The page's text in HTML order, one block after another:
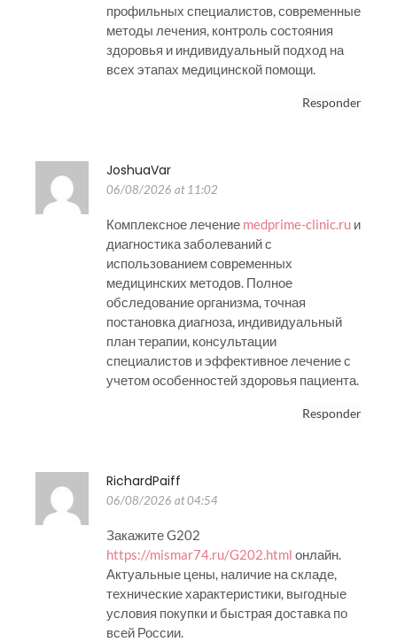
профильных специалистов, современные
методы лечения, контроль состояния
здоровья и индивидуальный подход на
всех этапах медицинской помощи.
Responder
JoshuaVar
06/08/2026 at 11:02
Комплексное лечение medprime-clinic.ru и
диагностика заболеваний с
использованием современных
медицинских методов. Полное
обследование организма, точная
постановка диагноза, индивидуальный
план терапии, консультации
специалистов и эффективное лечение с
учетом особенностей здоровья пациента.
Responder
RichardPaiff
06/08/2026 at 04:54
Закажите G202
https://mismar74.ru/G202.html онлайн.
Актуальные цены, наличие на складе,
технические характеристики, выгодные
условия покупки и быстрая доставка по
всей России.